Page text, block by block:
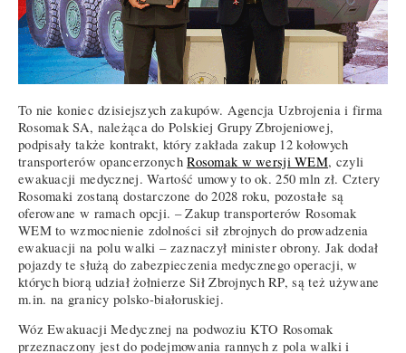
To nie koniec dzisiejszych zakupów. Agencja Uzbrojenia i firma
Rosomak SA, należąca do Polskiej Grupy Zbrojeniowej,
podpisały także kontrakt, który zakłada zakup 12 kołowych
transporterów opancerzonychRosomak w wersji WEM, czyli
ewakuacji medycznej. Wartość umowy to ok. 250 mln zł. Cztery
Rosomaki zostaną dostarczone do 2028 roku, pozostałe są
oferowane w ramach opcji. – Zakup transporterów Rosomak
WEM to wzmocnienie zdolności sił zbrojnych do prowadzenia
ewakuacji na polu walki – zaznaczył minister obrony. Jak dodał
pojazdy te służą do zabezpieczenia medycznego operacji, w
których biorą udział żołnierze Sił Zbrojnych RP, są też używane
m.in. na granicy polsko-białoruskiej.
Wóz Ewakuacji Medycznej na podwoziu KTO Rosomak
przeznaczony jest do podejmowania rannych z pola walki i